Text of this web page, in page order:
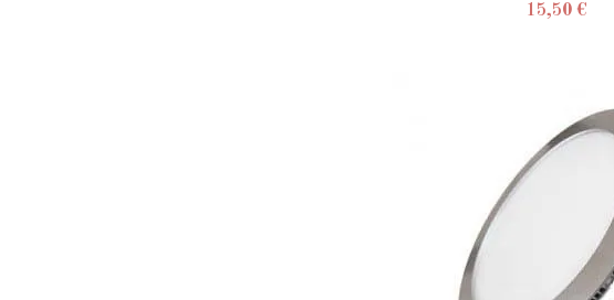
15,50 €